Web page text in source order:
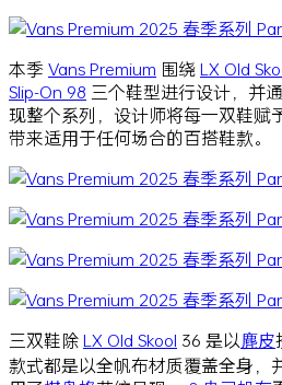
本季Vans Premium 围绕LX Old
Slip-On 98 三个鞋型进行设计，并
现整个系列，设计师将每一双鞋赋
带来适用于任何场合的百搭鞋款。
三双鞋除LX Old Skool 36 是以麂皮
款式都是以全帆布材质覆盖全身，